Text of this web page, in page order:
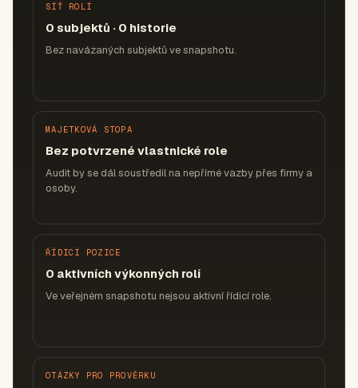
SÍŤ ROLÍ
0 subjektů · 0 historie
Bez navázaných subjektů ve snapshotu.
MAJETKOVÁ STOPA
Bez potvrzené vlastnické role
Audit by se dál soustředil na nepřímé vazby přes firmy a
osoby.
ŘÍDICÍ POZICE
0 aktivních výkonných rolí
Ve veřejném snapshotu nejsou aktivní řídicí role.
OTÁZKY PRO PROVĚRKU